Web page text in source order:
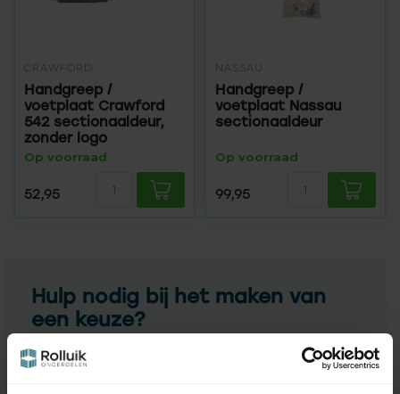
CRAWFORD
Handgreep /
voetplaat Crawford
542 sectionaaldeur,
zonder logo
Op voorraad
52,95
NASSAU
Handgreep /
voetplaat Nassau
sectionaaldeur
Op voorraad
99,95
Hulp nodig bij het maken van
een keuze?
Neem contact op met een van onze medewerkers